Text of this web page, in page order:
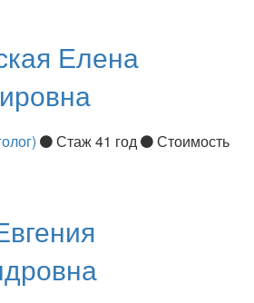
Елена
Стаж 41 год
Стоимость